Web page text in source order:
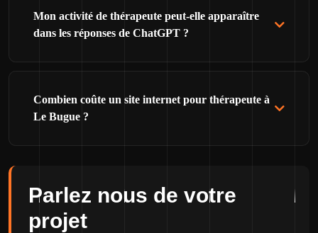
Mon activité de thérapeute peut-elle apparaître
dans les réponses de ChatGPT ?
Combien coûte un site internet pour thérapeute à
Le Bugue ?
Parlez nous de votre
projet